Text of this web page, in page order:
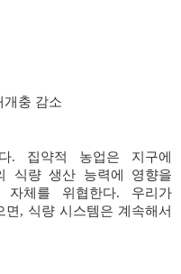
충 감소
. 집약적 농업은 지구에
식량 생산 능력에 영향을
체를 위협한다. 우리가
면, 식량 시스템은 계속해서